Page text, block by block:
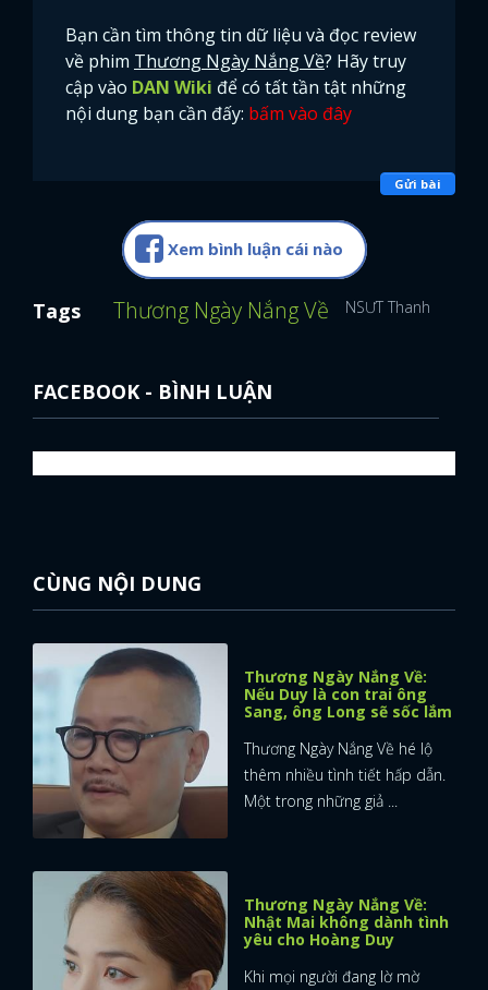
Bạn cần tìm thông tin dữ liệu và đọc review
về phim Thương Ngày Nắng Về? Hãy truy
cập vào DAN Wiki để có tất tần tật những
nội dung bạn cần đấy: bấm vào đây
Gửi bài
Xem bình luận cái nào
Tags Thương Ngày Nắng Về NSƯT Thanh Quý
FACEBOOK - BÌNH LUẬN
CÙNG NỘI DUNG
Thương Ngày Nắng Về:
Nếu Duy là con trai ông
Sang, ông Long sẽ sốc lắm
Thương Ngày Nắng Về hé lộ
thêm nhiều tình tiết hấp dẫn.
Một trong những giả ...
Thương Ngày Nắng Về:
Nhật Mai không dành tình
yêu cho Hoàng Duy
Khi mọi người đang lờ mờ